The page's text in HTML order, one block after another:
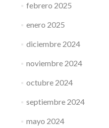
febrero 2025
enero 2025
diciembre 2024
noviembre 2024
octubre 2024
septiembre 2024
mayo 2024